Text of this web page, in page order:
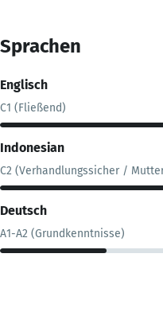
Sprachen
Englisch
C1 (Fließend)
Indonesian
C2 (Verhandlungssicher /
Deutsch
A1-A2 (Grundkenntnisse)